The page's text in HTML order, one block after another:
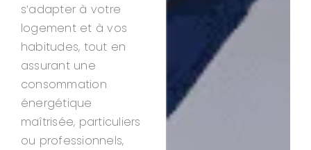
s’adapter à votre
logement et à vos
habitudes, tout en
assurant une
consommation
énergétique
maîtrisée, particuliers
ou professionnels,